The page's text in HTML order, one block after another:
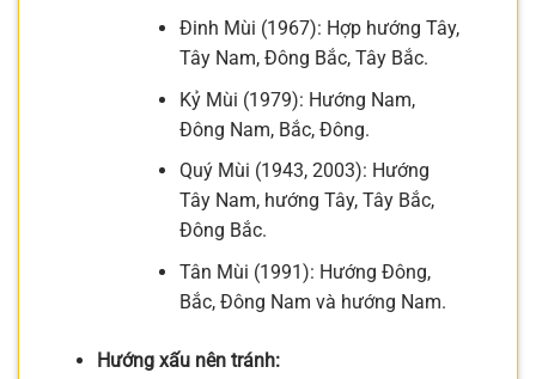
Đinh Mùi (1967): Hợp hướng Tây,
Tây Nam, Đông Bắc, Tây Bắc.
Kỷ Mùi (1979): Hướng Nam,
Đông Nam, Bắc, Đông.
Quý Mùi (1943, 2003): Hướng
Tây Nam, hướng Tây, Tây Bắc,
Đông Bắc.
Tân Mùi (1991): Hướng Đông,
Bắc, Đông Nam và hướng Nam.
Hướng xấu nên tránh: